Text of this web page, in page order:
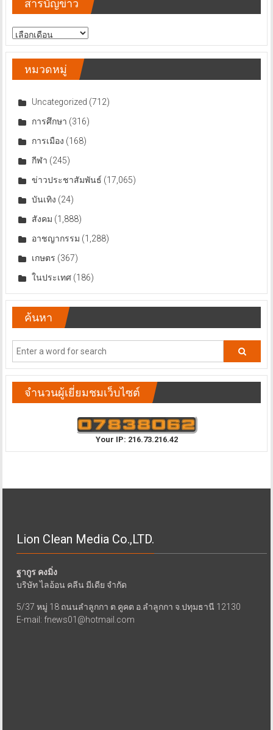
สารบัญข่าว
สารบัญ
ข่าว
หมวดหมู่
Uncategorized (712)
การศึกษา (316)
การเมือง (168)
กีฬา (245)
ข่าวประชาสัมพันธ์ (17,065)
บันเทิง (24)
สังคม (1,888)
อาชญากรรม (1,288)
เกษตร (367)
ในประเทศ(186)
ค้นหา
จำนวนผู้เยี่ยมชมเว็บไซต์
Your IP: 216.73.216.42
Lion Clean Media Co.,LTD.
ฐากูร คงมิ่ง
บริษัท ไลอ้อน คลีน มีเดีย จำกัด
5/37 หมู่ 18 ถนนลำลูกกา ต.คูคต อ.ลำลูกกา จ.ปทุมธานี 12130
E-mail: fnews01@hotmail.com